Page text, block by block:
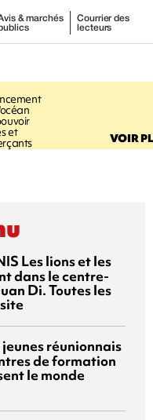
& marchés
Courrier des
lecteurs
et VOIR
Les lions et les
dans le centre-
Di. Toutes les
jeunes réunionnais
de formation
le monde